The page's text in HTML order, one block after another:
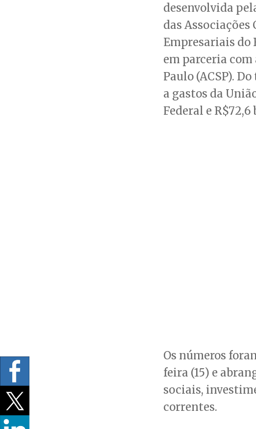
desenvolvida
das Associações
Empresariais do
em parceria com
Paulo (ACSP).
a gastos da
Federal e
Os números
feira (15) e
sociais,
correntes.